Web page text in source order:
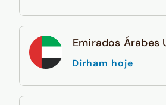
Emirados Árabes
Dirham hoje